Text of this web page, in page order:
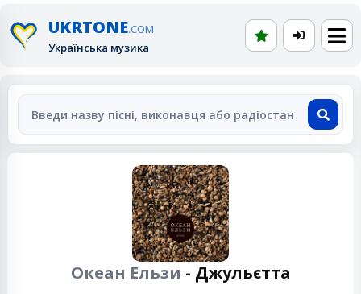
UKRTONE.COM
Українська музика
Океан Ельзи - Джульєтта